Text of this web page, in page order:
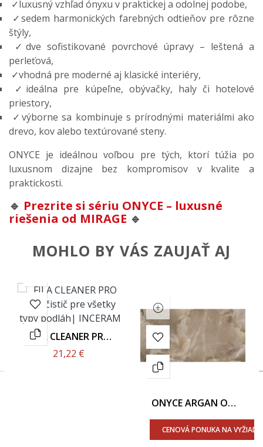
✓luxusný vzhľad ónyxu v praktickej a odolnej podobe,
✓sedem harmonických farebných odtieňov pre rôzne
štýly,
✓dve sofistikované povrchové úpravy – leštená a
perleťová,
✓vhodná pre moderné aj klasické interiéry,
✓ideálna pre kúpeľne, obývačky, haly či hotelové
priestory,
✓výborne sa kombinuje s prírodnými materiálmi ako
drevo, kov alebo textúrované steny.
ONYCE je ideálnou voľbou pre tých, ktorí túžia po
luxusnom dizajne bez kompromisov v kvalite a
praktickosti.
🔹 Prezrite si sériu ONYCE – luxusné
riešenia od MIRAGE 🔹
MOHLO BY VÁS ZAUJAŤ AJ
FILA CLEANER PRO
1L
21,22 €
ONYCE ARGAN ON
Leštený Povrch
CENOVÁ PONUKA NA